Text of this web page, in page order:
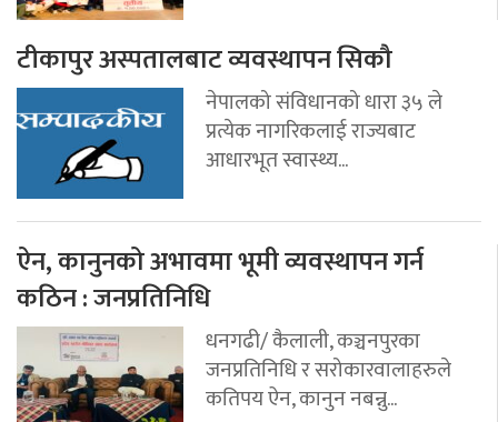
टीकापुर अस्पतालबाट व्यवस्थापन सिकौ
नेपालको संविधानको धारा ३५ ले
प्रत्येक नागरिकलाई राज्यबाट
आधारभूत स्वास्थ्य...
ऐन, कानुनको अभावमा भूमी व्यवस्थापन गर्न
कठिन : जनप्रतिनिधि
धनगढी/ कैलाली, कञ्चनपुरका
जनप्रतिनिधि र सरोकारवालाहरुले
कतिपय ऐन, कानुन नबन्नु...